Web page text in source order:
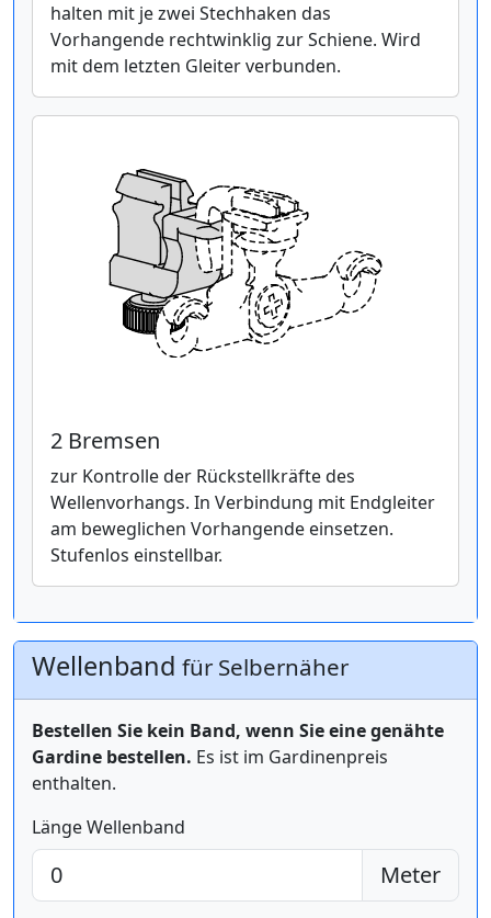
halten mit je zwei Stechhaken das
Vorhangende rechtwinklig zur Schiene. Wird
mit dem letzten Gleiter verbunden.
2 Bremsen
zur Kontrolle der Rückstellkräfte des
Wellenvorhangs. In Verbindung mit Endgleiter
am beweglichen Vorhangende einsetzen.
Stufenlos einstellbar.
Wellenband für Selbernäher
Bestellen Sie kein Band, wenn Sie eine genähte
Gardine bestellen. Es ist im Gardinenpreis
enthalten.
Länge Wellenband
Meter